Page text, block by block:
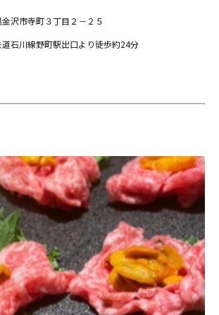
沢市寺町３丁目２－２５
石川線野町駅出口より徒歩約24分